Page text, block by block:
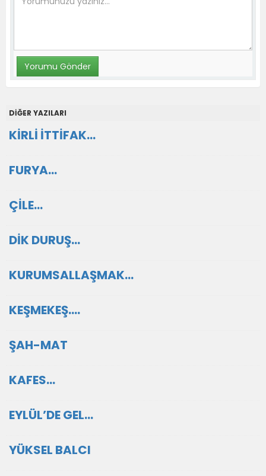
DİĞER YAZILARI
KİRLİ İTTİFAK…
FURYA…
ÇİLE…
DİK DURUŞ…
KURUMSALLAŞMAK…
KEŞMEKEŞ….
ŞAH-MAT
KAFES…
EYLÜL’DE GEL…
YÜKSEL BALCI